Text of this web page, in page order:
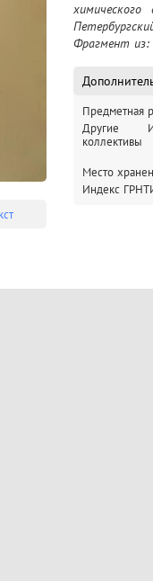
Фрагмент из:
Предметная
Другие
коллективы
Место
Индекс